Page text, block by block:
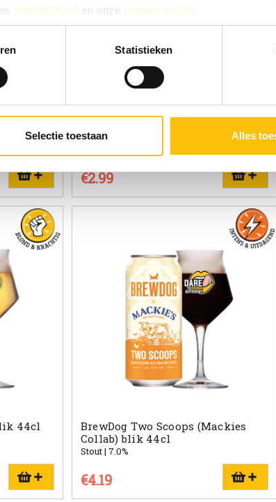
cookiebeleid en onze privacy policy
dan voor ‘Alles toestaan’. Via ‘Selectie toestaan’
keuze achteraf altijd aanpassen of intrekken via het
Statistieken
Selectie toestaan Alles
33cl
€2.99
44cl
BrewDog Two Scoops (Mackies
Collab) blik 44cl
Stout | 7.0%
€4.19